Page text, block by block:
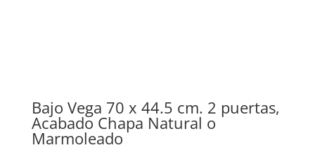
Bajo Vega 70 x 44.5 cm. 2 puertas,
Acabado Chapa Natural o
Marmoleado